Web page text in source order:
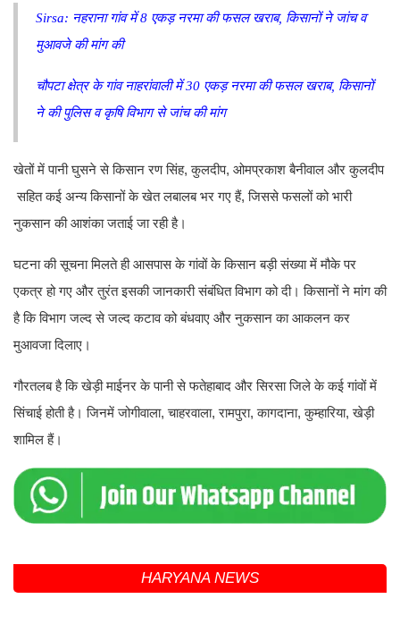
Sirsa: नहराना गांव में 8 एकड़ नरमा की फसल खराब, किसानों ने जांच व
मुआवजे की मांग की
चौपटा क्षेत्र के गांव नाहरांवाली में 30 एकड़ नरमा की फसल खराब, किसानों
ने की पुलिस व कृषि विभाग से जांच की मांग
​खेतों में पानी घुसने से किसान रण सिंह, कुलदीप, ओमप्रकाश बैनीवाल और कुलदीप
सहित कई अन्य किसानों के खेत लबालब भर गए हैं, जिससे फसलों को भारी
नुकसान की आशंका जताई जा रही है।
घटना की सूचना मिलते ही आसपास के गांवों के किसान बड़ी संख्या में मौके पर
एकत्र हो गए और तुरंत इसकी जानकारी संबंधित विभाग को दी। किसानों ने मांग की
है कि विभाग जल्द से जल्द कटाव को बंधवाए और नुकसान का आकलन कर
मुआवजा दिलाए।
गौरतलब है कि खेड़ी माईनर के पानी से फतेहाबाद और सिरसा जिले के कई गांवों में
सिंचाई होती है। जिनमें जोगीवाला, चाहरवाला, रामपुरा, कागदाना, कुम्हारिया, खेड़ी
शामिल हैं।
HARYANA NEWS